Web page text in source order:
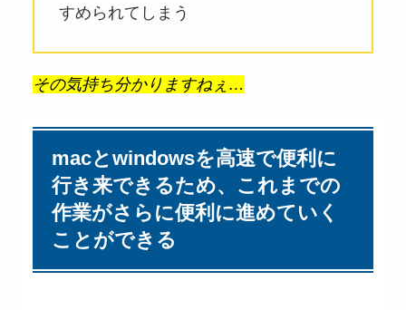
すめられてしまう
その気持ち分かりますねぇ…
macとwindowsを高速で便利に
行き来できるため、これまでの
作業がさらに便利に進めていく
ことができる